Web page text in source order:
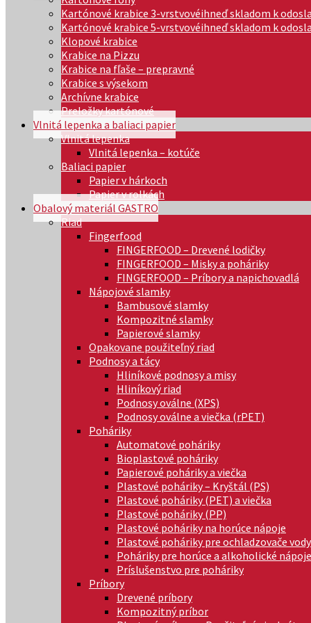
Kartónové krabice 3-vrstvovéihneď skladom k
Kartónové krabice 5-vrstvovéihneď skladom k
Klopové krabice
Krabice na Pizzu
Krabice na fľaše – prepravné
Krabice s výsekom
Archívne krabice
Preložky kartónové
Vlnitá lepenka a baliaci papier
Vlnitá lepenka
Vlnitá lepenka – kotúče
Baliaci papier
Papier v hárkoch
Papier v rolkách
Obalový materiál GASTRO
Riad
Fingerfood
FINGERFOOD – Drevené lodičky
FINGERFOOD – Misky a poháriky
FINGERFOOD – Príbory a napichovadlá
Nápojové slamky
Bambusové slamky
Kompozitné slamky
Papierové slamky
Opakovane použiteľný riad
Podnosy a tácy
Hliníkové podnosy a misy
Hliníkový riad
Podnosy oválne (XPS)
Podnosy oválne a viečka (rPET)
Poháriky
Automatové poháriky
Bioplastové poháriky
Papierové poháriky a viečka
Plastové poháriky – Kryštál (PS)
Plastové poháriky (PET) a viečka
Plastové poháriky (PP)
Plastové poháriky na horúce nápoje
Plastové poháriky pre ochladzovače vody
Poháriky pre horúce a alkoholické
Príslušenstvo pre poháriky
Príbory
Drevené príbory
Kompozitný príbor